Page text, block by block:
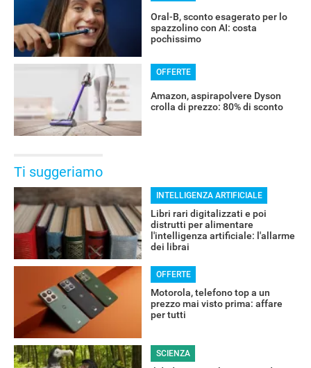
OFFERTE
Oral-B, sconto esagerato per lo
spazzolino con AI: costa
pochissimo
OFFERTE
Amazon, aspirapolvere Dyson
crolla di prezzo: 80% di sconto
Ti suggeriamo
INTELLIGENZA ARTIFICIALE
Libri rari digitalizzati e poi
distrutti per alimentare
l'intelligenza artificiale: l'allarme
dei librai
OFFERTE
Motorola, telefono top a un
prezzo mai visto prima: affare
per tutti
SCIENZA